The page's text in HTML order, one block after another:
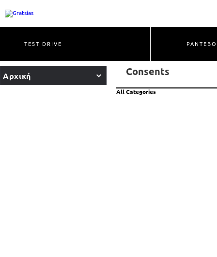
TEST DRIVE
Αρχική Consents
All Categories